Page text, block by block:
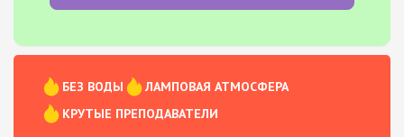
БЕЗ ВОДЫ
ЛАМПОВАЯ АТМОСФЕРА
КРУТЫЕ ПРЕПОДАВАТЕЛИ